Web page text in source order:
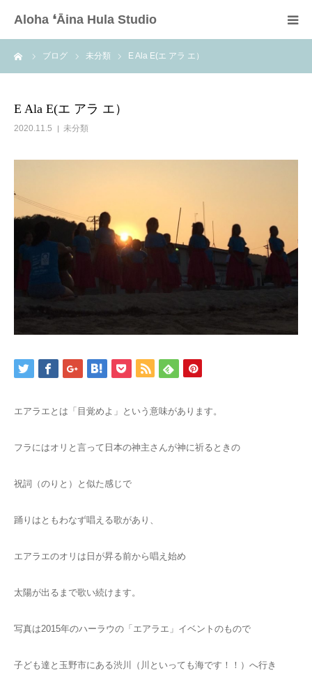
Aloha ❛Āina Hula Studio
ブログ 未分類 E Ala E(エ アラ エ）
E Ala E(エ アラ エ）
2020.11.5 未分類
エアラエとは「目覚めよ」という意味があります。
フラにはオリと言って日本の神主さんが神に祈るときの
祝詞（のりと）と似た感じで
踊りはともわなず唱える歌があり、
エアラエのオリは日が昇る前から唱え始め
太陽が出るまで歌い続けます。
写真は2015年のハーラウの「エアラエ」イベントのもので
子ども達と玉野市にある渋川（川といっても海です！！）へ行き
HOME
スタジオ一覧